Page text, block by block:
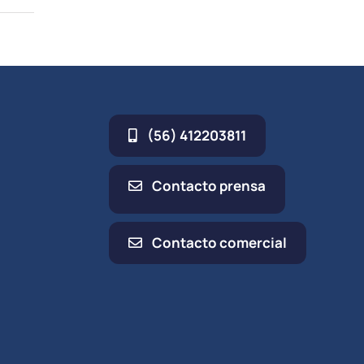
(56) 412203811
Contacto prensa
Contacto comercial